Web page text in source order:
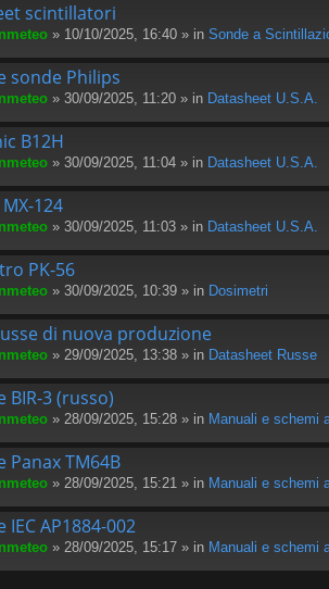
scintillatori
» 10/10/2025, 16:40 » in Sonde a
sonde Philips
» 30/09/2025, 11:20 » in Datasheet U.S.A.
B12H
» 30/09/2025, 11:04 » in Datasheet U.S.A.
124
» 30/09/2025, 11:03 » in Datasheet U.S.A.
PK-56
» 30/09/2025, 10:39 » in Dosimetri
di nuova produzione
» 29/09/2025, 13:38 » in Datasheet Russe
BIR-3 (russo)
» 28/09/2025, 15:28 » in Manuali e schemi
Panax TM64B
» 28/09/2025, 15:21 » in Manuali e schemi
IEC AP1884-002
» 28/09/2025, 15:17 » in Manuali e schemi